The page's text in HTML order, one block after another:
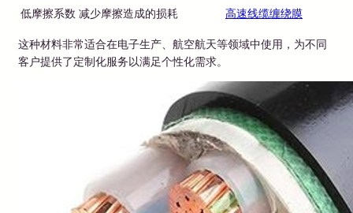
低摩擦系数 减少摩擦造成的损耗 高速线缆缠绕膜
这种材料非常适合在电子生产、航空航天等领域中使用，为不同
客户提供了定制化服务以满足个性化需求。